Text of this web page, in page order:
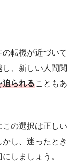
転機が近づいて
、新しい人間関
迫られることもあ
の選択は正しい
し、迷ったとき
しましょう。